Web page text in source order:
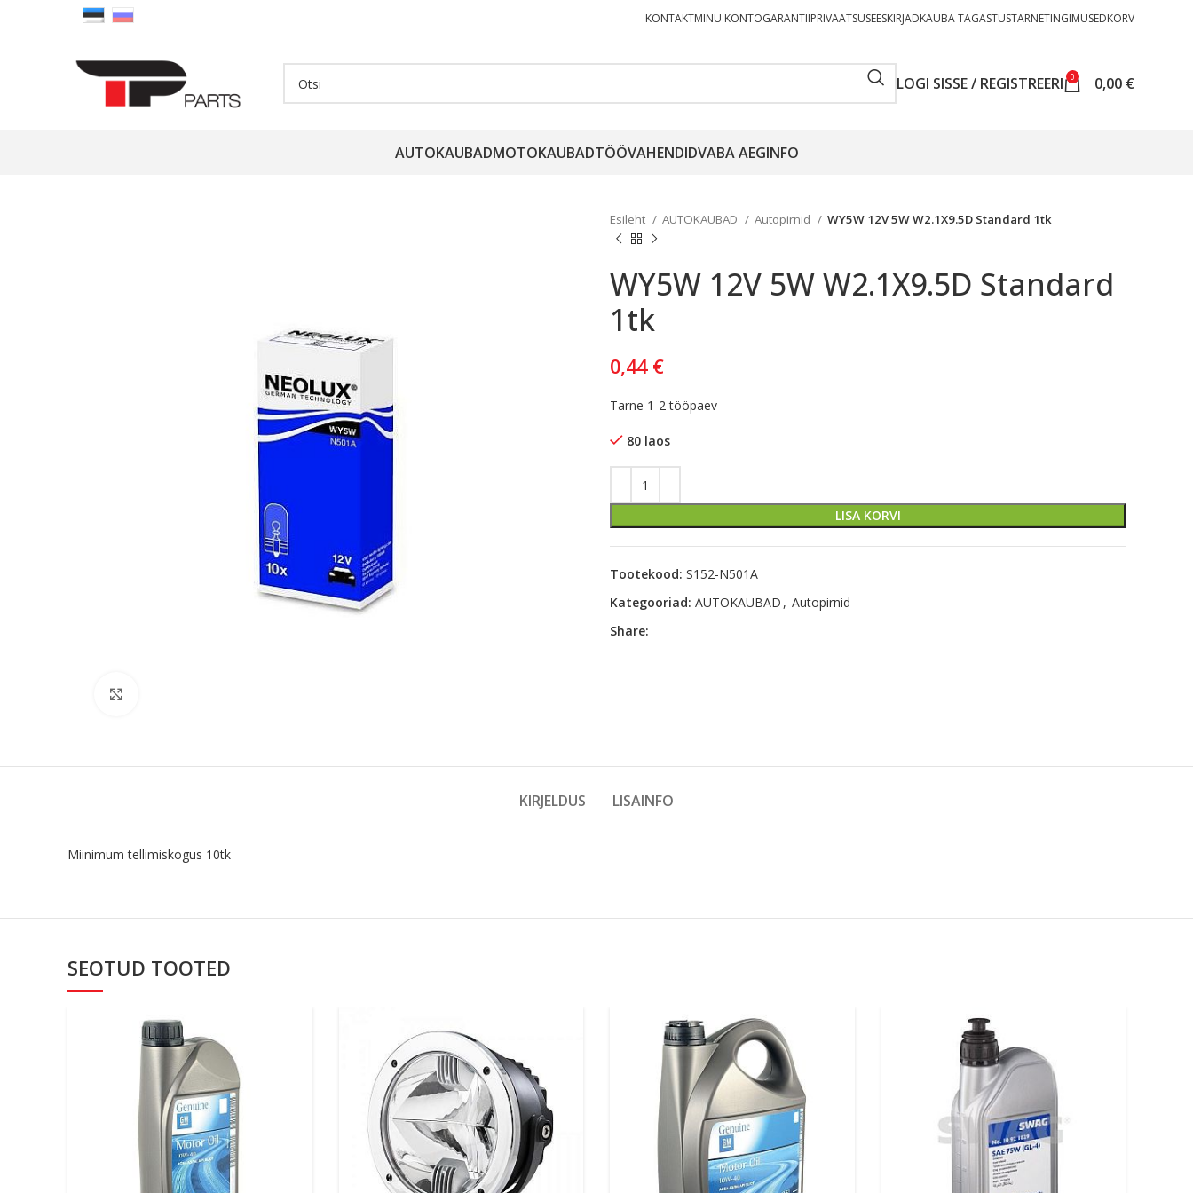
KONTAKTMINU KONTOGARANTIIPRIVAATSUSEESKIRJADKAUBA TAGASTUSTARNETINGIMUSEDKORV
LOGI SISSE / REGISTREERI 0 0,00 €
AUTOKAUBADMOTOKAUBADTÖÖVAHENDIDVABA AEGINFO
Esileht AUTOKAUBAD Autopirnid WY5W 12V 5W W2.1X9.5D Standard 1tk
WY5W 12V 5W W2.1X9.5D Standard
1tk
0,44 €
Tarne 1-2 tööpaev
80 laos
LISA KORVI
Tootekood: S152-N501A
Kategooriad: AUTOKAUBAD , Autopirnid
Share:
KIRJELDUS LISAINFO
Miinimum tellimiskogus 10tk
SEOTUD TOOTED